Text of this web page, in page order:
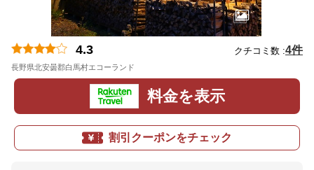
4.3 クチコミ数 :4件
長野県北安曇郡白馬村エコーランド
料金を表示
割引クーポンをチェック